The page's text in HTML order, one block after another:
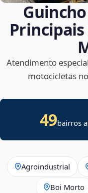
Atendimento
motocicletas
49bairros
Agroindustrial
Boi Morto